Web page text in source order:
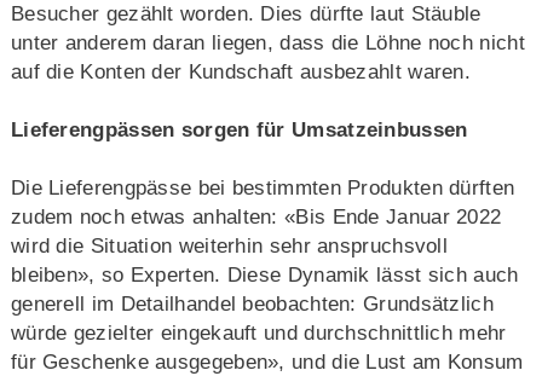
Besucher gezählt worden. Dies dürfte laut Stäuble
unter anderem daran liegen, dass die Löhne noch nicht
auf die Konten der Kundschaft ausbezahlt waren.
Lieferengpässen sorgen für Umsatzeinbussen
Die Lieferengpässe bei bestimmten Produkten dürften
zudem noch etwas anhalten: «Bis Ende Januar 2022
wird die Situation weiterhin sehr anspruchsvoll
bleiben», so Experten. Diese Dynamik lässt sich auch
generell im Detailhandel beobachten: Grundsätzlich
würde gezielter eingekauft und durchschnittlich mehr
für Geschenke ausgegeben», und die Lust am Konsum